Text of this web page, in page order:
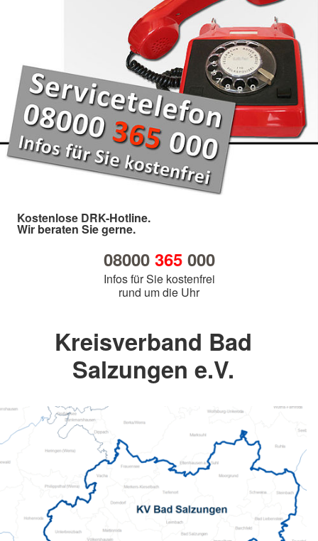
Kostenlose DRK-Hotline.
Wir beraten Sie gerne.
08000 365000
Infos für Sie kostenfrei
rund um die Uhr
Kreisverband Bad
Salzungen e.V.